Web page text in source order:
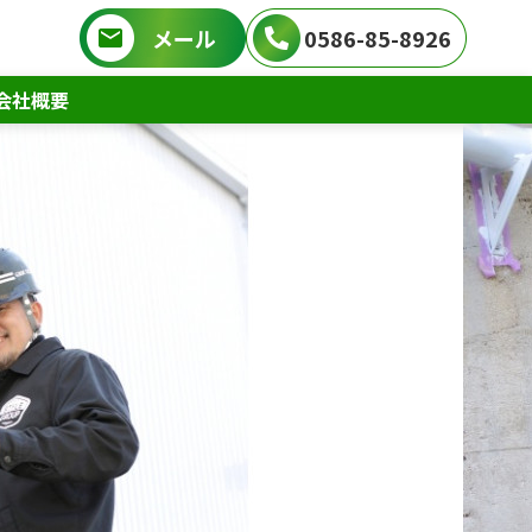
メール 0586-85-8926
社概要